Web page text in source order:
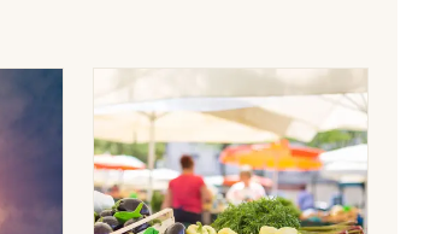
Choisir mes départements